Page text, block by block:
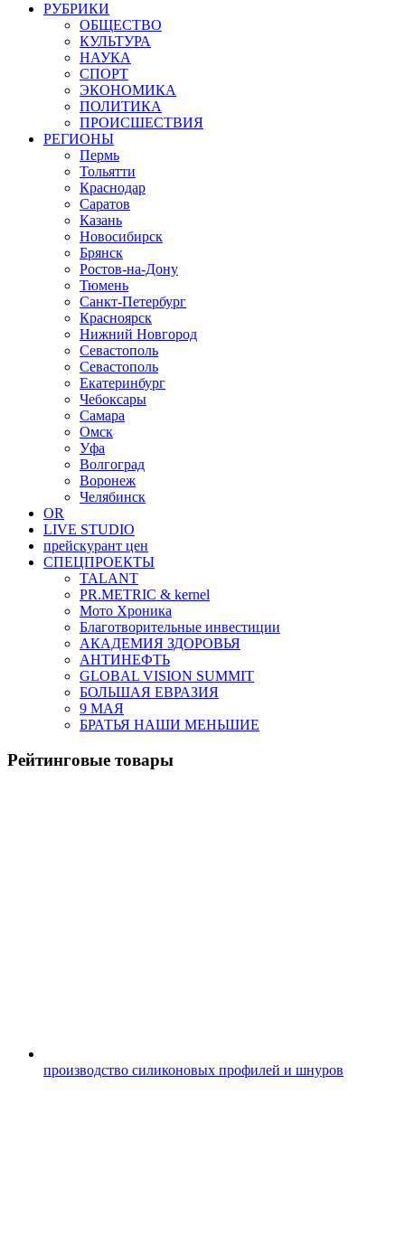
РУБРИКИ
ОБЩЕСТВО
КУЛЬТУРА
НАУКА
СПОРТ
ЭКОНОМИКА
ПОЛИТИКА
ПРОИСШЕСТВИЯ
РЕГИОНЫ
Пермь
Тольятти
Краснодар
Саратов
Казань
Новосибирск
Брянск
Ростов-на-Дону
Тюмень
Санкт-Петербург
Красноярск
Нижний Новгород
Севастополь
Севастополь
Екатеринбург
Чебоксары
Самара
Омск
Уфа
Волгоград
Воронеж
Челябинск
OR
LIVE STUDIO
прейскурант цен
СПЕЦПРОЕКТЫ
TALANT
PR.METRIC & kernel
Мото Хроника
Благотворительные инвестиции
АКАДЕМИЯ ЗДОРОВЬЯ
АНТИНЕФТЬ
GLOBAL VISION SUMMIT
БОЛЬШАЯ ЕВРАЗИЯ
9 МАЯ
БРАТЬЯ НАШИ МЕНЬШИЕ
Рейтинговые товары
производство силиконовых профилей и шнуров